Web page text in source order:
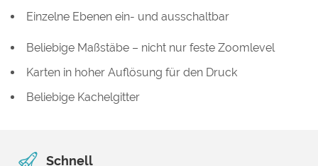
Einzelne Ebenen ein- und ausschaltbar
Beliebige Maßstäbe – nicht nur feste Zoomlevel
Karten in hoher Auflösung für den Druck
Beliebige Kachelgitter
Schnell